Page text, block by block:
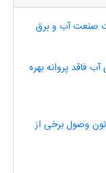
صنعت آب و برق
فاقد پروانه بهره
وصول برخی از